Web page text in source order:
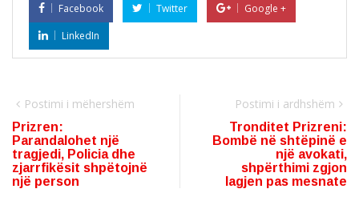
Facebook Twitter
Google +
LinkedIn
Postimi i mëhershëm
Prizren:
Parandalohet një
tragjedi, Policia dhe
zjarrfikësit shpëtojnë
një person
Postimi i ardhshëm
Tronditet Prizreni:
Bombë në shtëpinë e
një avokati,
shpërthimi zgjon
lagjen pas mesnate